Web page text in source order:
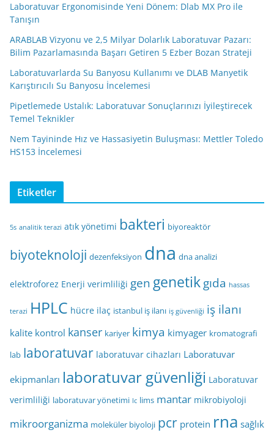
Laboratuvar Ergonomisinde Yeni Dönem: Dlab MX Pro ile
Tanışın
ARABLAB Vizyonu ve 2,5 Milyar Dolarlık Laboratuvar Pazarı:
Bilim Pazarlamasında Başarı Getiren 5 Ezber Bozan Strateji
Laboratuvarlarda Su Banyosu Kullanımı ve DLAB Manyetik
Karıştırıcılı Su Banyosu İncelemesi
Pipetlemede Ustalık: Laboratuvar Sonuçlarınızı İyileştirecek
Temel Teknikler
Nem Tayininde Hız ve Hassasiyetin Buluşması: Mettler Toledo
HS153 İncelemesi
Etiketler
5s analitik terazi atık yönetimi bakteri biyoreaktör
biyoteknoloji dezenfeksiyon dna dna analizi
elektroforez Enerji verimliliği gen genetikgıda hassas
terazi HPLC hücre ilaç istanbul iş ilanı iş güvenliği iş ilanı
kalite kontrol kanser kariyer kimya kimyager kromatografi
lab laboratuvar laboratuvar cihazları Laboratuvar
ekipmanları laboratuvar güvenliği Laboratuvar
verimliliği laboratuvar yönetimi lc lims mantar mikrobiyoloji
mikroorganizma moleküler biyoloji pcr protein rna sağlık